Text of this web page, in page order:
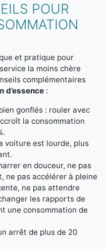
POUR
et pratique pour
la moins chère
complémentaires
d’essence :
gonflés : rouler avec
la consommation
voiture est lourde, plus
en douceur, ne pas
ne pas accélérer à pleine
ne pas attendre
les rapports de
une consommation de
arrêt de plus de 20